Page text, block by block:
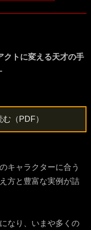
クトに変える天才の手
（PDF）
キャラクターに合う
方と豊富な実例が詰
なり、いまや多くの